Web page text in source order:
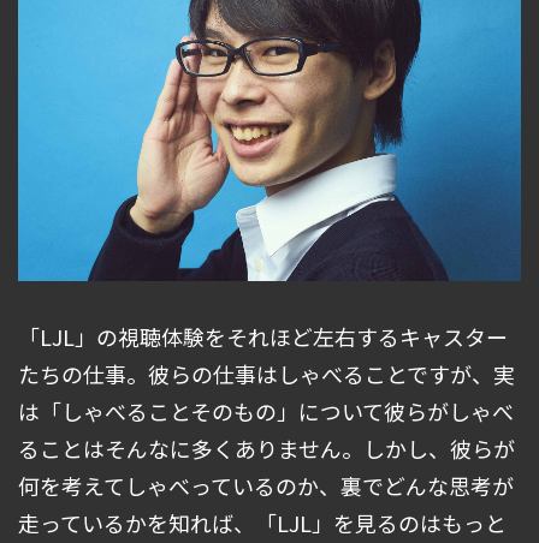
「LJL」の視聴体験をそれほど左右するキャスター
たちの仕事。彼らの仕事はしゃべることですが、実
は「しゃべることそのもの」について彼らがしゃべ
ることはそんなに多くありません。しかし、彼らが
何を考えてしゃべっているのか、裏でどんな思考が
走っているかを知れば、「LJL」を見るのはもっと